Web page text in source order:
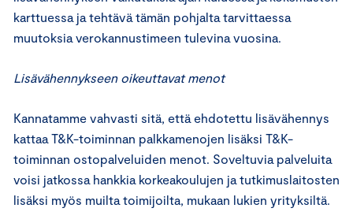
karttuessa ja tehtävä tämän pohjalta tarvittaessa
muutoksia verokannustimeen tulevina vuosina.
Lisävähennykseen oikeuttavat menot
Kannatamme vahvasti sitä, että ehdotettu lisävähennys
kattaa T&K-toiminnan palkkamenojen lisäksi T&K-
toiminnan ostopalveluiden menot. Soveltuvia palveluita
voisi jatkossa hankkia korkeakoulujen ja tutkimuslaitosten
lisäksi myös muilta toimijoilta, mukaan lukien yrityksiltä.